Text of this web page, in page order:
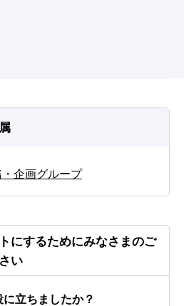
企画グループ
にするためにみなさまのご
い
立ちましたか？